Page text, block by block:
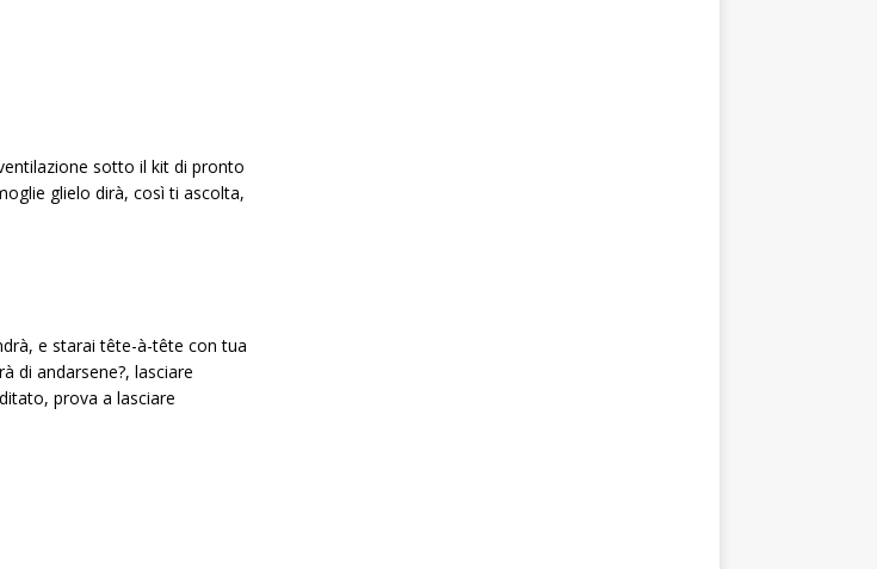
sotto il kit di pronto
glielo dirà, così ti ascolta,
e starai tête-à-tête con tua
di andarsene?, lasciare
prova a lasciare